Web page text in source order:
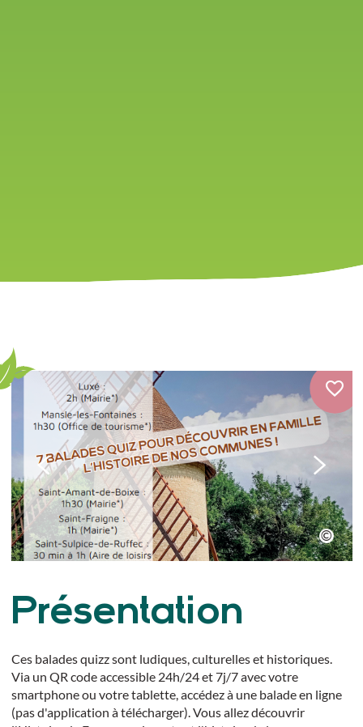
Présentation
Ces balades quizz sont ludiques, culturelles et historiques.
Via un QR code accessible 24h/24 et 7j/7 avec votre
smartphone ou votre tablette, accédez à une balade en ligne
(pas d'application à télécharger). Vous allez découvrir